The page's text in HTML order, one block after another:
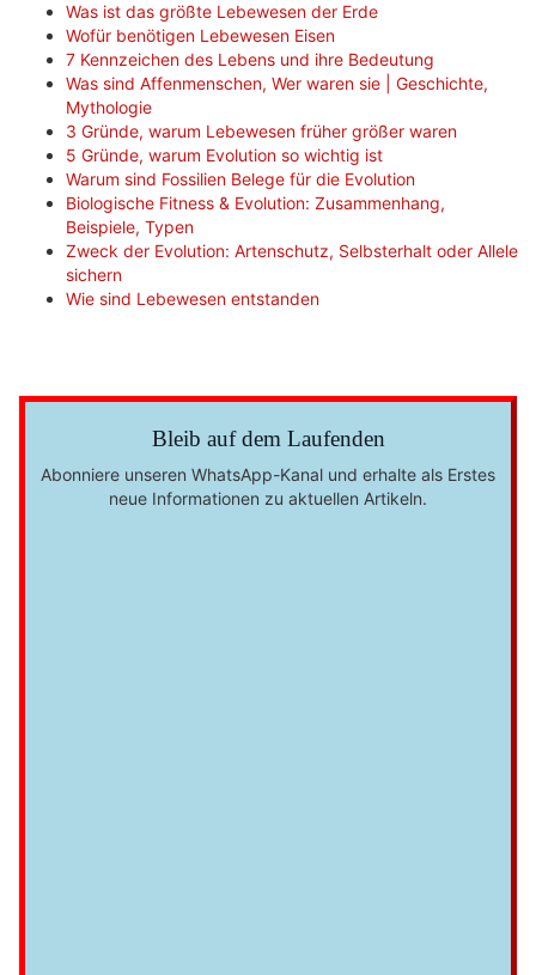
Was ist das größte Lebewesen der Erde
Wofür benötigen Lebewesen Eisen
7 Kennzeichen des Lebens und ihre Bedeutung
Was sind Affenmenschen, Wer waren sie | Geschichte,
Mythologie
3 Gründe, warum Lebewesen früher größer waren
5 Gründe, warum Evolution so wichtig ist
Warum sind Fossilien Belege für die Evolution
Biologische Fitness & Evolution: Zusammenhang,
Beispiele, Typen
Zweck der Evolution: Artenschutz, Selbsterhalt oder Allele
sichern
Wie sind Lebewesen entstanden
Bleib auf dem Laufenden
Abonniere unseren WhatsApp-Kanal und erhalte als Erstes
neue Informationen zu aktuellen Artikeln.